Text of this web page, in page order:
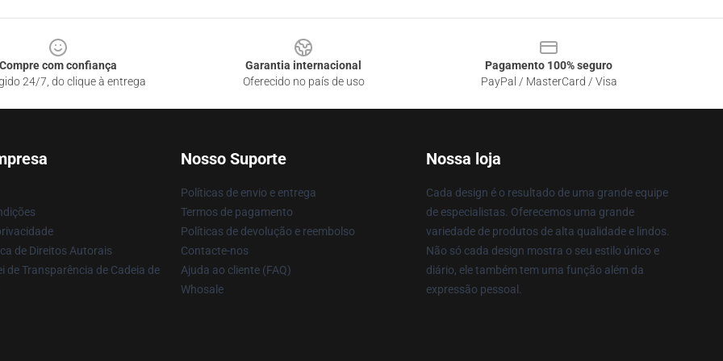
Compre com confiança
24/7, do clique à entrega
Garantia internacional
Oferecido no país de uso
Pagamento 100% seguro
PayPal / MasterCard / Visa
de Direitos Autorais
de Transparência de Cadeia de
Nosso Suporte
Políticas de envio e entrega
Termos de pagamento
Políticas de devolução e reembolso
Contacte-nos
Ajuda ao cliente (FAQ)
Whosale
Nossa loja
Cada design é o resultado de uma grande equipe
de especialistas. Oferecemos uma grande
variedade de produtos de alta qualidade e lindos.
Não só cada design mostra o seu estilo único e
diário, ele também tem uma função além da
expressão pessoal.